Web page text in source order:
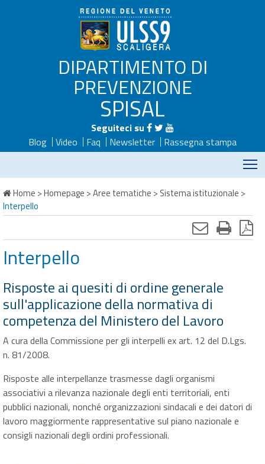
DIPARTIMENTO DI
PREVENZIONE
SPISAL
Seguiteci su
Blog
Video Faq Newsletter
Rassegna stampa
Home >Homepage >Aree tematiche > Sistema istituzionale >
Interpello
Interpello
Risposte ai quesiti di ordine generale
sull'applicazione della normativa di
competenza del Ministero del Lavoro
A cura della Commissione per gli interpelli ex art. 12 del D.Lgs.
n. 81/2008.
Risposte alle interpellanze trasmesse dagli organismi
associativi a rilevanza nazionale degli enti territoriali, enti
pubblici nazionali, nonché organizzazioni sindacali e dei datori di
lavoro maggiormente rappresentative sul piano nazionale e
consigli nazionali degli ordini professionali.